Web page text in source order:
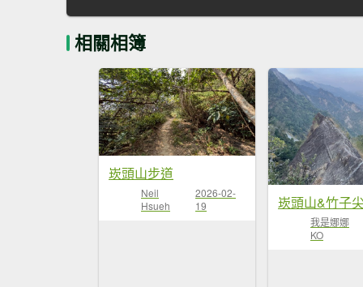
相關相簿
崁頭山步道
Neil
Hsueh
2026-02-
19
崁頭山&竹子
我是娜娜
KO